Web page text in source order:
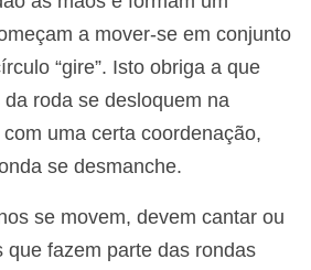
a mover-se em conjunto
“gire”. Isto obriga a que
roda se desloquem na
uma certa coordenação,
se desmanche.
se movem, devem cantar ou
que fazem parte das rondas